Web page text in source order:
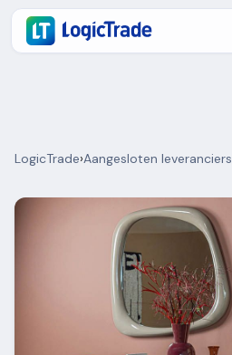
LogicTrade›Aangesloten leveranciers